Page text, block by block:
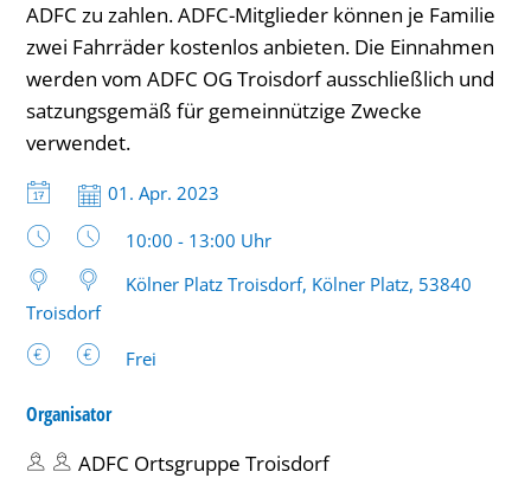
ADFC zu zahlen. ADFC-Mitglieder können je Familie
zwei Fahrräder kostenlos anbieten. Die Einnahmen
werden vom ADFC OG Troisdorf ausschließlich und
satzungsgemäß für gemeinnützige Zwecke
verwendet.
Datum:
01. Apr. 2023
Uhrzeit:
10:00 - 13:00 Uhr
Kölner Platz Troisdorf, Kölner Platz, 53840
Troisdorf
Frei
Organisator
ADFC Ortsgruppe Troisdorf